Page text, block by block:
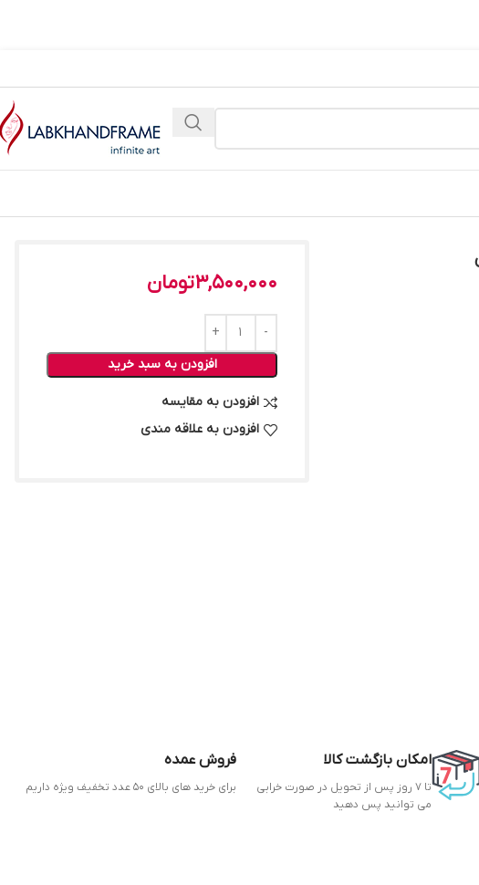
3,500,000تومان
افزودن به سبد خرید
افزودن به مقایسه
افزودن به علاقه مندی
امکان بازگشت کالا
تا 7 روز پس از تحویل در صورت خرابی
می توانید پس دهید
فروش عمده
برای خرید های بالای 50 عدد تخفیف ویژه داریم